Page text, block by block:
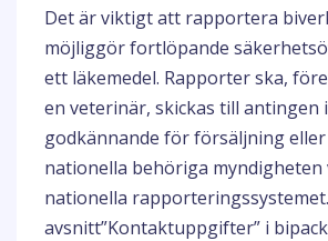
Det är viktigt att rapportera
möjliggör fortlöpande
ett läkemedel. Rapporter ska,
en veterinär, skickas till antingen
godkännande för försäljning
nationella behöriga myndigheten
nationella
avsnitt”Kontaktuppgifter” i